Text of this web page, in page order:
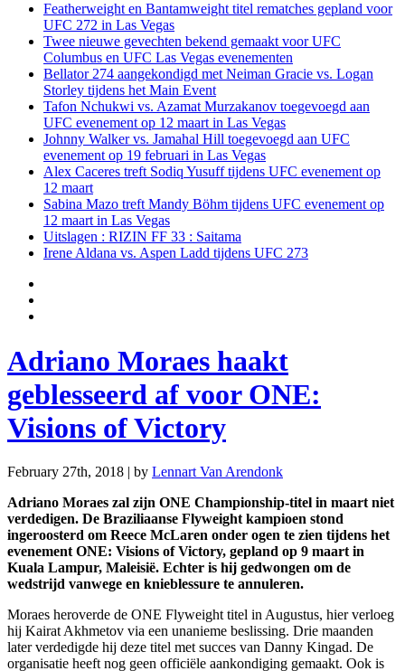
Featherweight en Bantamweight titel rematches gepland voor
UFC 272 in Las Vegas
Twee nieuwe gevechten bekend gemaakt voor UFC
Columbus en UFC Las Vegas evenementen
Bellator 274 aangekondigd met Neiman Gracie vs. Logan
Storley tijdens het Main Event
Tafon Nchukwi vs. Azamat Murzakanov toegevoegd aan
UFC evenement op 12 maart in Las Vegas
Johnny Walker vs. Jamahal Hill toegevoegd aan UFC
evenement op 19 februari in Las Vegas
Alex Caceres treft Sodiq Yusuff tijdens UFC evenement op
12 maart
Sabina Mazo treft Mandy Böhm tijdens UFC evenement op
12 maart in Las Vegas
Uitslagen : RIZIN FF 33 : Saitama
Irene Aldana vs. Aspen Ladd tijdens UFC 273
Adriano Moraes haakt
geblesseerd af voor ONE:
Visions of Victory
February 27th, 2018 | by Lennart Van Arendonk
Adriano Moraes zal zijn ONE Championship-titel in maart niet
verdedigen. De Braziliaanse Flyweight kampioen stond
ingeroosterd om Reece McLaren onder ogen te zien tijdens het
evenement ONE: Visions of Victory, gepland op 9 maart in
Kuala Lampur, Maleisië. Echter is hij gedwongen om de
wedstrijd vanwege en knieblessure te annuleren.
Moraes heroverde de ONE Flyweight titel in Augustus, hier verloeg
hij Kairat Akhmetov via een unanieme beslissing. Drie maanden
later verdedigde hij deze titel met succes van Danny Kingad. De
organisatie heeft nog geen officiële aankondiging gemaakt. Ook is